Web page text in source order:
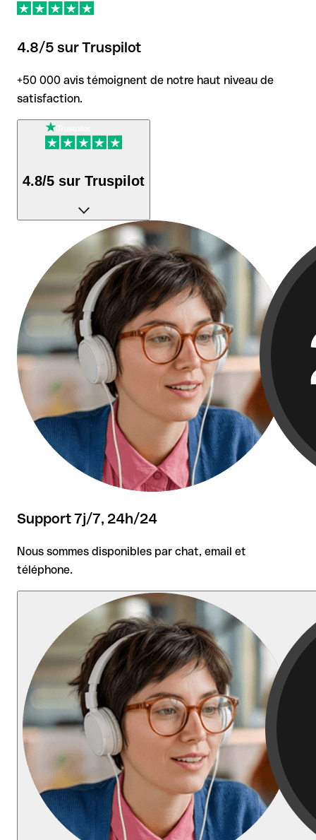
utilisent Qonto au quotidien pour piloter leur activité.
4.8/5 sur Truspilot
+50 000 avis témoignent de notre haut niveau de
satisfaction.
4.8/5 sur Truspilot
+50 000 avis témoignent de notre haut niveau de
satisfaction.
Support 7j/7, 24h/24
Nous sommes disponibles par chat, email et
téléphone.